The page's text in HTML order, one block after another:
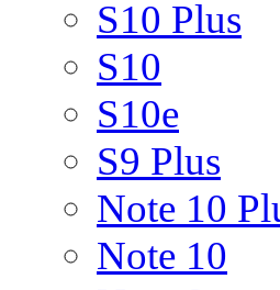
S10 Plus
S10
S10e
S9 Plus
Note 10
Note 10